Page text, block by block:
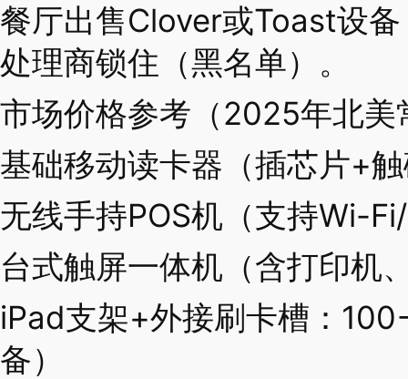
餐厅出售Clover或Toast设
处理商锁住（黑名单）。
市场价格参考（2025年北美
基础移动读卡器（插芯片+
无线手持POS机（支持Wi-
台式触屏一体机（含打印机
iPad支架+外接刷卡槽：
备）